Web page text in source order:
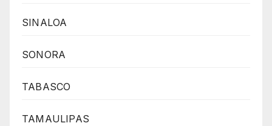
SINALOA
SONORA
TABASCO
TAMAULIPAS